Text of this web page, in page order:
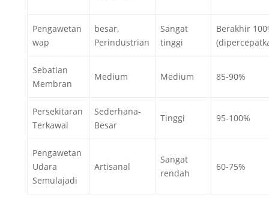
Pengawetan
wap
besar,
Perindustrian
Sangat
tinggi
Berakhir
Sebatian
Membran
Medium Medium 85-90%
Persekitaran
Terkawal
Sederhana-
Besar
Tinggi 95-100%
Pengawetan
Udara
Semulajadi
Artisanal
Sangat
rendah
60-75%